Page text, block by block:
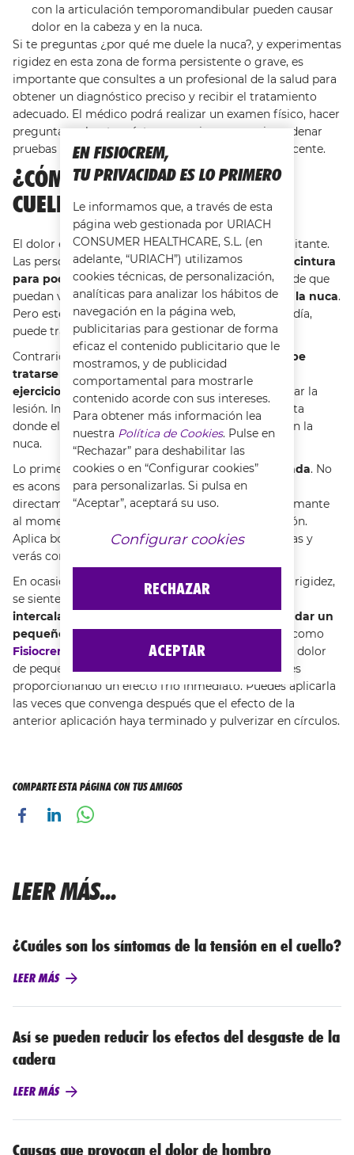
con la articulación temporomandibular pueden causar
dolor en la cabeza y en la nuca.
Si te preguntas ¿por qué me duele la nuca?, y experimentas
rigidez en esta zona de forma persistente o grave, es
importante que consultes a un profesional de la salud para
obtener un diagnóstico preciso y recibir el tratamiento
adecuado. El médico podrá realizar un examen físico, hacer
preguntas sobre tus síntomas y, si es necesario, ordenar
pruebas adicionales para identificar la causa subyacente.
¿CÓMO TRATAR EL DOLOR DE
CUELLO Y NUCA?
El dolor en la nuca es muy molesto y puede ser limitante.
Las personas con este tipo de dolor suelen
girar la cintura
para poder mirar a un interlocutor,pues les impide que
puedan volver la cabeza porque sientenrigidez de la nuca.
Pero este padecimiento, que es tan común hoy en día,
puede tratarse fácilmente.
Contrario a lo que se piensa, el dolor en la nuca
debe
tratarse paulatinamente haciendo pequeños y
ejercicios
, pero siempre con medida para no agravar la
lesión. Intenta girar la cabeza de un lado a otro hasta
donde el dolor te lo permita para evitar la rigidez en la
nuca.
Lo primero esaplicar calor seco en la zona afectada. No
es aconsejable darse una ducha con agua caliente
directamente hacia el cuello, pues esto, aunque calmante
al momento, puede agravar los síntomas de la lesión.
Aplica bolsas de agua caliente o saquitos de semillas y
verás como se reduce el dolor en la nuca y cabeza.
En ocasiones, la zona de la nuca, por la tensión y la rigidez,
se siente caliente al tacto; por eso se recomienda
intercalar el calor seco con frío
dar un
pequeño masajeutilizando una solución efectiva como
Fisiocrem Spray Active Ice , indicada para aliviar el dolor
de pequeñas dolencias en músculos y articulaciones
proporcionando un efecto frío inmediato. Puedes aplicarla
las veces que convenga después que el efecto de la
anterior aplicación haya terminado y pulverizar en círculos.
COMPARTE ESTA PÁGINA CON TUS AMIGOS
LEER MÁS...
¿Cuáles son los síntomas de la tensión en el cuello?
LEER MÁS
Así se pueden reducir los efectos del desgaste de la
cadera
LEER MÁS
Causas que provocan el dolor de hombro
EN FISIOCREM,
TU PRIVACIDAD ES LO PRIMERO
Le informamos que, a través de esta
página web gestionada por URIACH
CONSUMER HEALTHCARE, S.L. (en
adelante, “URIACH”) utilizamos
cookies técnicas, de personalización,
analíticas para analizar los hábitos de
navegación en la página web,
publicitarias para gestionar de forma
eficaz el contenido publicitario que le
mostramos, y de publicidad
comportamental para mostrarle
contenido acorde con sus intereses.
Para obtener más información lea
nuestra Política de Cookies. Pulse en
“Rechazar” para deshabilitar las
cookies o en “Configurar cookies”
para personalizarlas. Si pulsa en
“Aceptar”, aceptará su uso.
Configurar cookies
RECHAZAR
ACEPTAR